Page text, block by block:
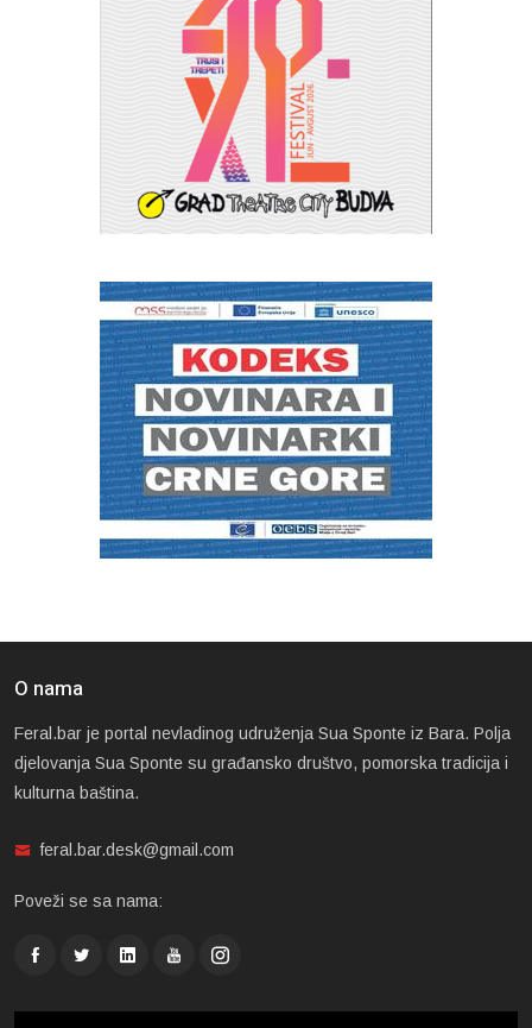
O nama
Feral.bar je portal nevladinog udruženja Sua Sponte iz Bara. Polja
djelovanja Sua Sponte su građansko društvo, pomorska tradicija i
kulturna baština.
feral.bar.desk@gmail.com
Poveži se sa nama: